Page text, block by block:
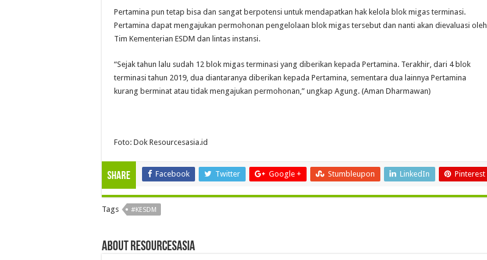
Pertamina pun tetap bisa dan sangat berpotensi untuk mendapatkan hak kelola blok migas terminasi.
Pertamina dapat mengajukan permohonan pengelolaan blok migas tersebut dan nanti akan dievaluasi oleh
Tim Kementerian ESDM dan lintas instansi.
“Sejak tahun lalu sudah 12 blok migas terminasi yang diberikan kepada Pertamina. Terakhir, dari 4 blok
terminasi tahun 2019, dua diantaranya diberikan kepada Pertamina, sementara dua lainnya Pertamina
kurang berminat atau tidak mengajukan permohonan,” ungkap Agung. (Aman Dharmawan)
Foto: Dok Resourcesasia.id
Share Facebook Twitter Google + Stumbleupon LinkedIn Pinterest
Tags #KESDM
About Resourcesasia